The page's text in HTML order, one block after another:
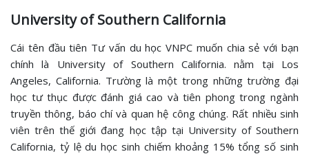
University of Southern California
Cái tên đầu tiên Tư vấn du học VNPC muốn chia sẻ với bạn
chính là University of Southern California. nằm tại Los
Angeles, California. Trường là một trong những trường đại
học tư thục được đánh giá cao và tiên phong trong ngành
truyền thông, báo chí và quan hệ công chúng. Rất nhiều sinh
viên trên thế giới đang học tập tại University of Southern
California, tỷ lệ du học sinh chiếm khoảng 15% tổng số sinh